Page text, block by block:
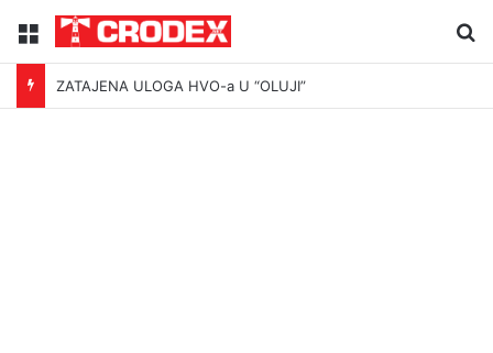
Menu
ZATAJENA ULOGA HVO-a U “OLUJI”